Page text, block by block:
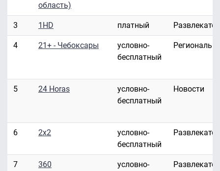
область)
3 1HD платный
4 21+ - Чебоксары
условно-
бесплатный
5 24 Horas
условно-
бесплатный
Новости
6 2x2
условно-
бесплатный
7 360
условно-